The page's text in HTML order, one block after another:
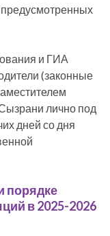
и ГИА
(законные
лично под
дней со дня
порядке
в 2025-2026